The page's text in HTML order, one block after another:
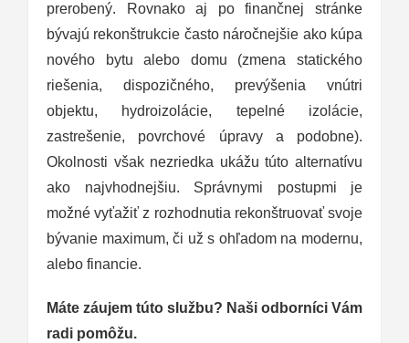
prerobený. Rovnako aj po finančnej stránke
bývajú rekonštrukcie často náročnejšie ako kúpa
nového bytu alebo domu (zmena statického
riešenia, dispozičného, prevýšenia vnútri
objektu, hydroizolácie, tepelné izolácie,
zastrešenie, povrchové úpravy a podobne).
Okolnosti však nezriedka ukážu túto alternatívu
ako najvhodnejšiu. Správnymi postupmi je
možné vyťažiť z rozhodnutia rekonštruovať svoje
bývanie maximum, či už s ohľadom na modernu,
alebo financie.
Máte záujem túto službu? Naši odborníci Vám
radi pomôžu.